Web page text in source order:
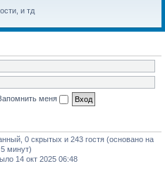
и тд
меня
0 скрытых и 243 гостя (основано на
минут)
14 окт 2025 06:48